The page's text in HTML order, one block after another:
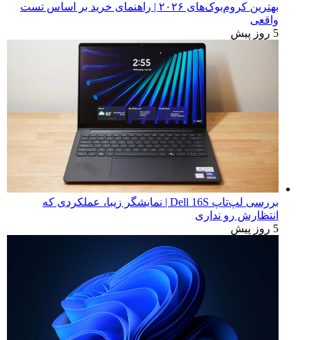
بهترین کروم‌بوک‌های ۲۰۲۶ | راهنمای خرید بر اساس تست
واقعی
5 روز پیش
بررسی لپ‌تاپ Dell 16S | نمایشگر زیبا، عملکردی که
انتظارش رو نداری
5 روز پیش